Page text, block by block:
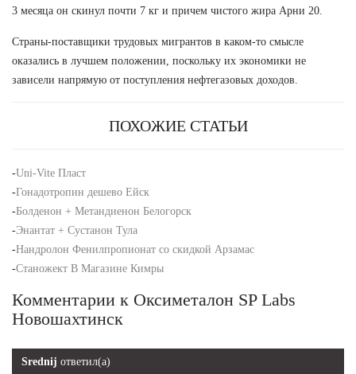
3 месяца он скинул почти 7 кг и причем чистого жира Арни 20.
Страны-поставщики трудовых мигрантов в каком-то смысле
оказались в лучшем положении, поскольку их экономики не
зависели напрямую от поступления нефтегазовых доходов.
ПОХОЖИЕ СТАТЬИ
-Uni-Vite Пласт
-Гонадотропин дешево Ейск
-Болденон + Метандиенон Белогорск
-Энантат + Сустанон Тула
-Нандролон Фенилпропионат со скидкой Арзамас
-Станожект В Магазине Кимры
Комментарии к Оксиметалон SP Labs
Новошахтинск
Srednij ответил(а)